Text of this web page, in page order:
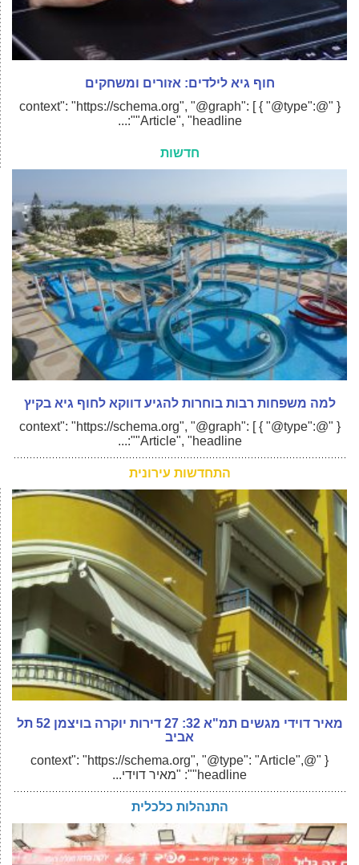
חוף גיא לילדים: אזורים ומשחקים
{ "@context": "https://schema.org", "@graph": [ { "@type":
"Article", "headline":...
חדשות
למה משפחות רבות בוחרות להגיע דווקא לחוף גיא בקיץ
{ "@context": "https://schema.org", "@graph": [ { "@type":
"Article", "headline":...
התחדשות עירונית
מאיר דוידי מגשים תמ"א 32: 27 דירות יוקרה בויצמן 52 תל
אביב
{ "@context": "https://schema.org", "@type": "Article",
"headline": "מאיר דוידי...
התנהלות כלכלית